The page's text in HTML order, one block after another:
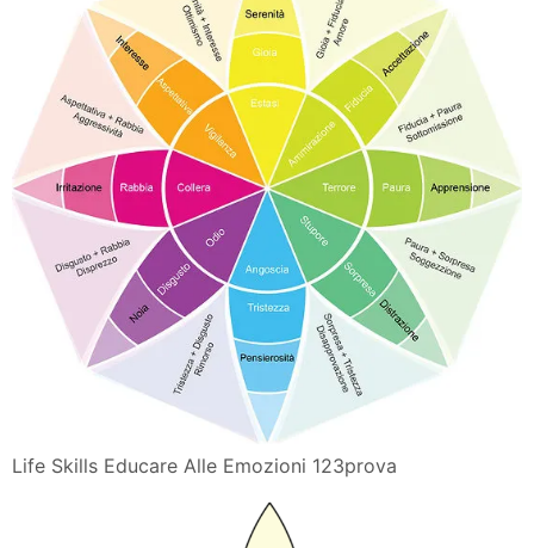
Life Skills Educare Alle Emozioni 123prova